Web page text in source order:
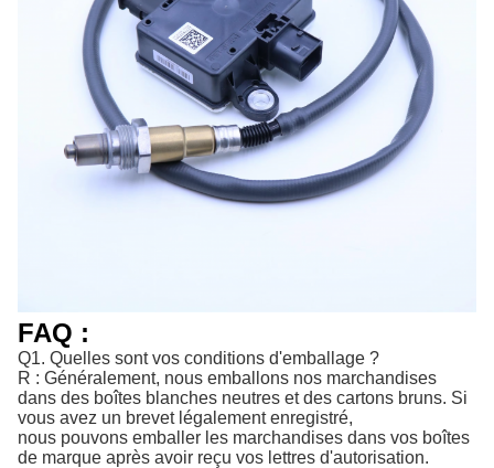
FAQ :
Q1. Quelles sont vos conditions d'emballage ?
R : Généralement, nous emballons nos marchandises
dans des boîtes blanches neutres et des cartons bruns. Si
vous avez un brevet légalement enregistré,
nous pouvons emballer les marchandises dans vos boîtes
de marque après avoir reçu vos lettres d'autorisation.